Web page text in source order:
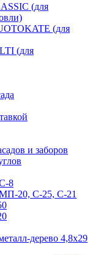
(для
(для
(для
и заборов
8
20, С-25, С-21
дерево 4,8х29